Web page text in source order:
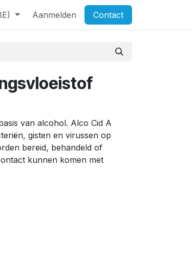
Aanmelden Contact
van alcohol. Alco Cid A
gisten en virussen op
bereid, behandeld of
kunnen komen met